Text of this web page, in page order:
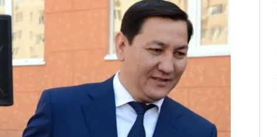
Видео)
ТҮБӨЛҮК СИМВОЛУ
фонтанды көрүү үчүн
чогулду
Light собрал более 20
темадагы
дагы катышса жакшы